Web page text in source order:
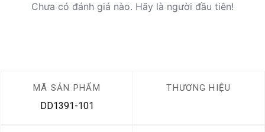
Chưa có đánh giá nào. Hãy là người đầu tiên!
MÃ SẢN PHẨM
DD1391-101
THƯƠNG HIỆU